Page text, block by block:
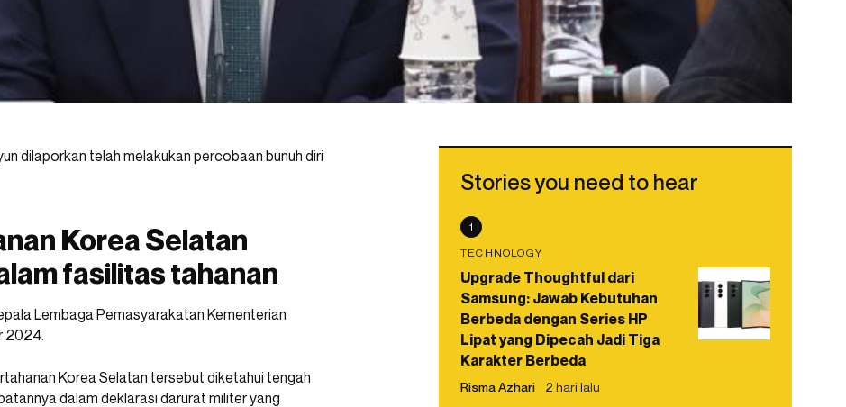
dilaporkan telah melakukan percobaan bunuh diri
Korea Selatan
fasilitas tahanan
Lembaga Pemasyarakatan Kementerian
2024.
Korea Selatan tersebut diketahui tengah
dalam deklarasi darurat militer yang
Stories you need to hear
1
TECHNOLOGY
Upgrade Thoughtful dari
Samsung: Jawab Kebutuhan
Berbeda dengan Series HP
Lipat yang Dipecah Jadi Tiga
Karakter Berbeda
Risma Azhari 2 hari lalu